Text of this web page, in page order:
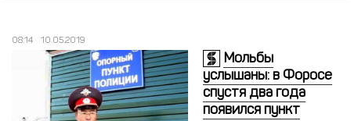
08:14 10.05.2019
Мольбы
услышаны: в Форосе
спустя два года
появился пункт